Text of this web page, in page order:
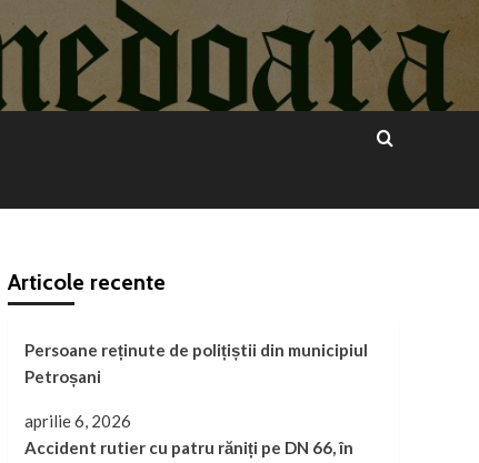
Articole recente
Persoane reținute de polițiștii din municipiul
Petroșani
aprilie 6, 2026
Accident rutier cu patru răniți pe DN 66, în